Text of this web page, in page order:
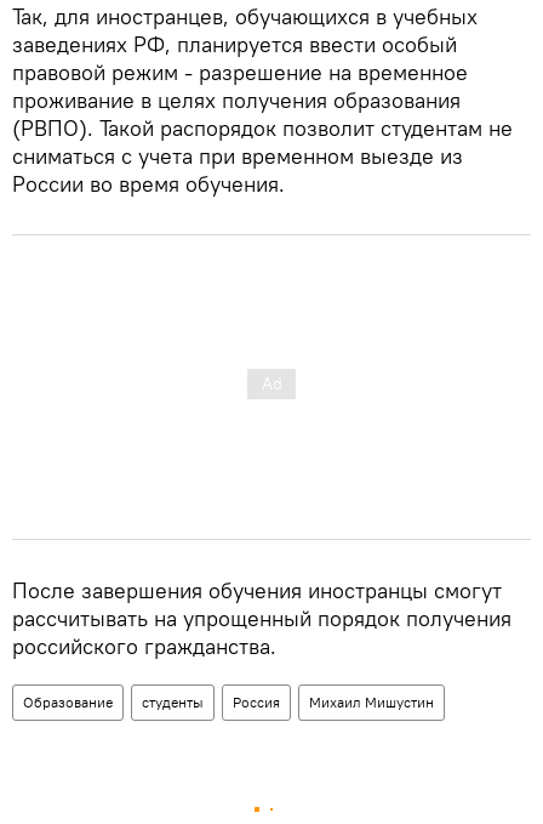
Так, для иностранцев, обучающихся в учебных
заведениях РФ, планируется ввести особый
правовой режим - разрешение на временное
проживание в целях получения образования
(РВПО). Такой распорядок позволит студентам не
сниматься с учета при временном выезде из
России во время обучения.
После завершения обучения иностранцы смогут
рассчитывать на упрощенный порядок получения
российского гражданства.
Образование студенты Россия Михаил Мишустин